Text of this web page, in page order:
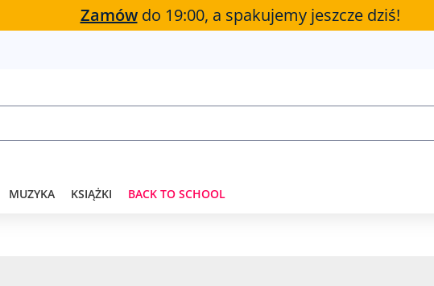
Zamówdo 19:00, a spakujemy jeszcze dziś!
MUZYKA KSIĄŻKI BACK TO SCHOOL